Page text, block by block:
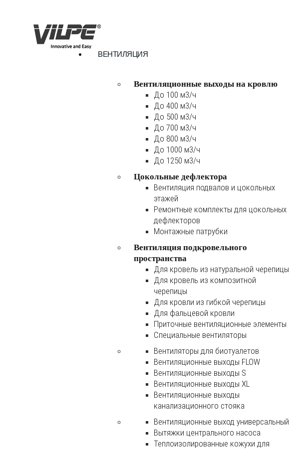
ВЕНТИЛЯЦИЯ
Вентиляционные выходы на кровлю
До 100 м3/ч
До 400 м3/ч
До 500 м3/ч
До 700 м3/ч
До 800 м3/ч
До 1000 м3/ч
До 1250 м3/ч
Цокольные дефлектора
Вентиляция подвалов и цокольных
этажей
Ремонтные комплекты для цокольных
дефлекторов
Монтажные патрубки
Вентиляция подкровельного
пространства
Для кровель из натуральной черепицы
Для кровель из композитной
черепицы
Для кровли из гибкой черепицы
Для фальцевой кровли
Приточные вентиляционные элементы
Специальные вентиляторы
Вентиляторы для биотуалетов
Вентиляционные выходы FLOW
Вентиляционные выходы S
Вентиляционные выходы XL
Вентиляционные выходы
канализационного стояка
Вентиляционные выход универсальный
Вытяжки центрального насоса
Теплоизолированные кожухи для